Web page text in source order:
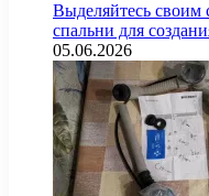
Выделяйтесь своим
спальни для
05.06.2026